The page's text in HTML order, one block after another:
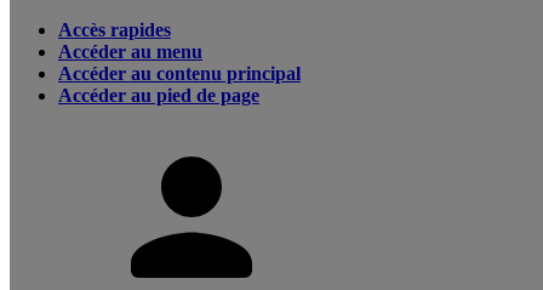
Accès rapides
Accéder au menu
Accéder au contenu principal
Accéder au pied de page